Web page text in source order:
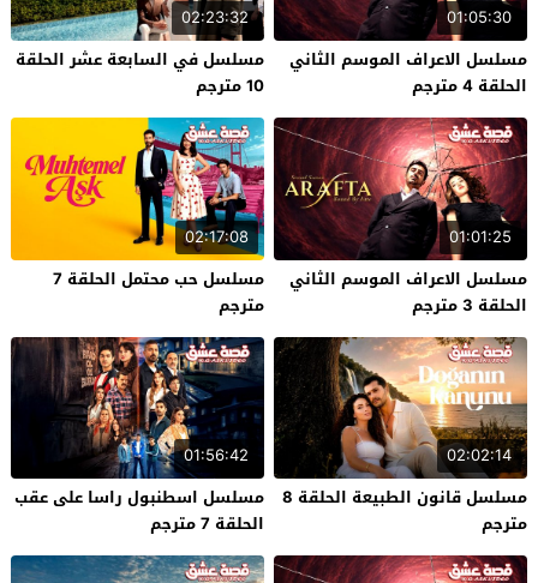
01:05:30
مسلسل الاعراف الموسم الثاني
الحلقة 4 مترجم
02:23:32
مسلسل في السابعة عشر الحلقة
10 مترجم
01:01:25
مسلسل الاعراف الموسم الثاني
الحلقة 3 مترجم
02:17:08
مسلسل حب محتمل الحلقة 7
مترجم
02:02:14
مسلسل قانون الطبيعة الحلقة 8
مترجم
01:56:42
مسلسل اسطنبول راسا على عقب
الحلقة 7 مترجم